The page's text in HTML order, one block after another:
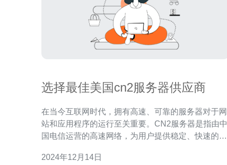
选择最佳美国cn2服务器供应商
在当今互联网时代，拥有高速、可靠的服务器对于网
站和应用程序的运行至关重要。CN2服务器是指由中
国电信运营的高速网络，为用户提供稳定、快速的网
原因： 高速稳定：美国CN2服务器供应商提供的网络
2024年12月14日